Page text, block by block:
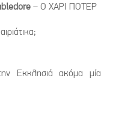
– Ο ΧΑΡΙ ΠΟΤΕΡ
Εκκλησιά ακόμα μία